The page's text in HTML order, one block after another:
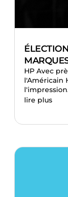
HP Avec
l'Américain
lire plus